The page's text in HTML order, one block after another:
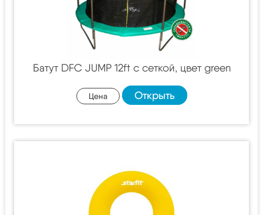
Батут DFC JUMP 12ft c сеткой, цвет green
Цена Открыть